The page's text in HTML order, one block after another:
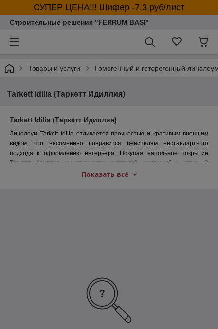
СУПЕР ЦЕНА!!! Шифер -7,3 руб/лист
Строительные решения "FERRUM BASI"
Товары и услуги Гомогенный и гетерогенный
Tarkett Idilia (Таркетт Идиллия)
Tarkett Idilia (Таркетт Идиллия)
Линолеум Tarkett Idilia отличается прочностью и красивым внешним
видом, что несомненно понравится ценителям нестандартного
подхода к оформлению интерьера. Покупая напольное покрытие
Таркетт Идиллия, вы получаете недорогой, надежный и изящный
материал, который украсит ваше жилище или служебное помещение.
Показать всё